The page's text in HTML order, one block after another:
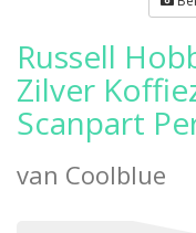
Russell
Zilver
Scanpart
van Coolblue